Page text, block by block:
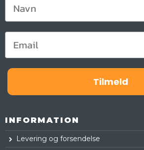
Tilmeld
INFORMATION
Levering og forsendelse